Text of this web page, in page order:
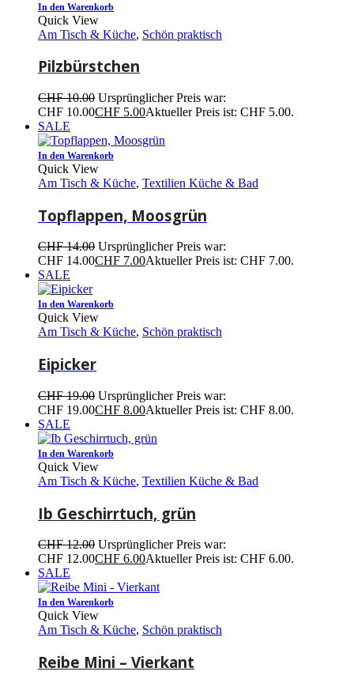
In den Warenkorb
Quick View
Am Tisch & Küche, Schön praktisch
Pilzbürstchen
CHF10.00 Ursprünglicher Preis war:
CHF 10.00CHF 5.00Aktueller Preis ist: CHF 5.00.
SALE
In den Warenkorb
Quick View
Am Tisch & Küche, Textilien Küche & Bad
Topflappen, Moosgrün
CHF14.00 Ursprünglicher Preis war:
CHF 14.00CHF 7.00Aktueller Preis ist: CHF 7.00.
SALE
In den Warenkorb
Quick View
Am Tisch & Küche, Schön praktisch
Eipicker
CHF19.00 Ursprünglicher Preis war:
CHF 19.00CHF 8.00Aktueller Preis ist: CHF 8.00.
SALE
In den Warenkorb
Quick View
Am Tisch & Küche, Textilien Küche & Bad
Ib Geschirrtuch, grün
CHF12.00 Ursprünglicher Preis war:
CHF 12.00CHF 6.00Aktueller Preis ist: CHF 6.00.
SALE
In den Warenkorb
Quick View
Am Tisch & Küche, Schön praktisch
Reibe Mini – Vierkant